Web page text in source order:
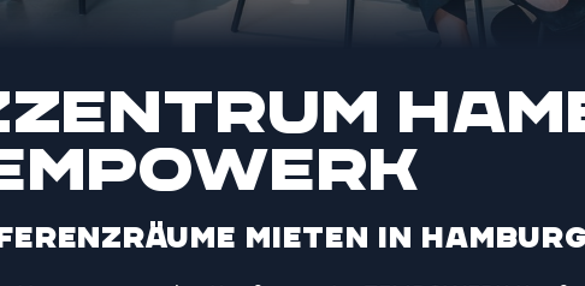
mieten in